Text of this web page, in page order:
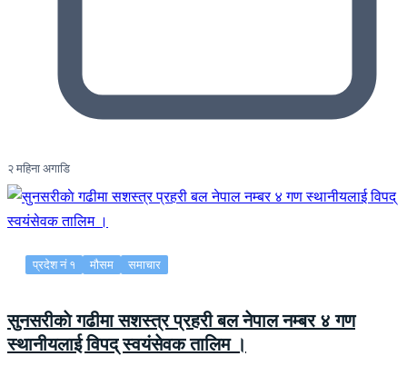
२ महिना अगाडि
प्रदेश नं १ मौसम समाचार
सुनसरीकाे गढीमा सशस्त्र प्रहरी बल नेपाल नम्बर ४ गण
स्थानीयलाई विपद् स्वयंसेवक तालिम ।